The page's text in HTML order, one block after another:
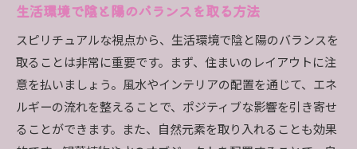
生活環境で陰と陽のバランスを取る方法
スピリチュアルな視点から、生活環境で陰と陽のバランスを
取ることは非常に重要です。まず、住まいのレイアウトに注
意を払いましょう。風水やインテリアの配置を通じて、エネ
ルギーの流れを整えることで、ポジティブな影響を引き寄せ
ることができます。また、自然元素を取り入れることも効果